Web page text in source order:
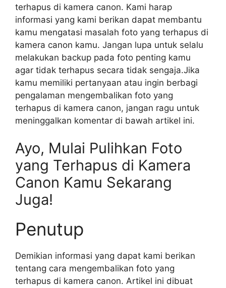
terhapus di kamera canon. Kami harap
informasi yang kami berikan dapat membantu
kamu mengatasi masalah foto yang terhapus di
kamera canon kamu. Jangan lupa untuk selalu
melakukan backup pada foto penting kamu
agar tidak terhapus secara tidak sengaja.Jika
kamu memiliki pertanyaan atau ingin berbagi
pengalaman mengembalikan foto yang
terhapus di kamera canon, jangan ragu untuk
meninggalkan komentar di bawah artikel ini.
Ayo, Mulai Pulihkan Foto
yang Terhapus di Kamera
Canon Kamu Sekarang
Juga!
Penutup
Demikian informasi yang dapat kami berikan
tentang cara mengembalikan foto yang
terhapus di kamera canon. Artikel ini dibuat